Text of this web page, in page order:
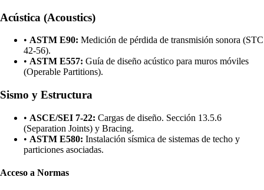
Acústica (Acoustics)
• ASTM E90: Medición de pérdida de transmisión sonora (STC
42-56).
• ASTM E557: Guía de diseño acústico para muros móviles
(Operable Partitions).
Sismo y Estructura
• ASCE/SEI 7-22: Cargas de diseño. Sección 13.5.6
(Separation Joints) y Bracing.
• ASTM E580: Instalación sísmica de sistemas de techo y
particiones asociadas.
Acceso a Normas